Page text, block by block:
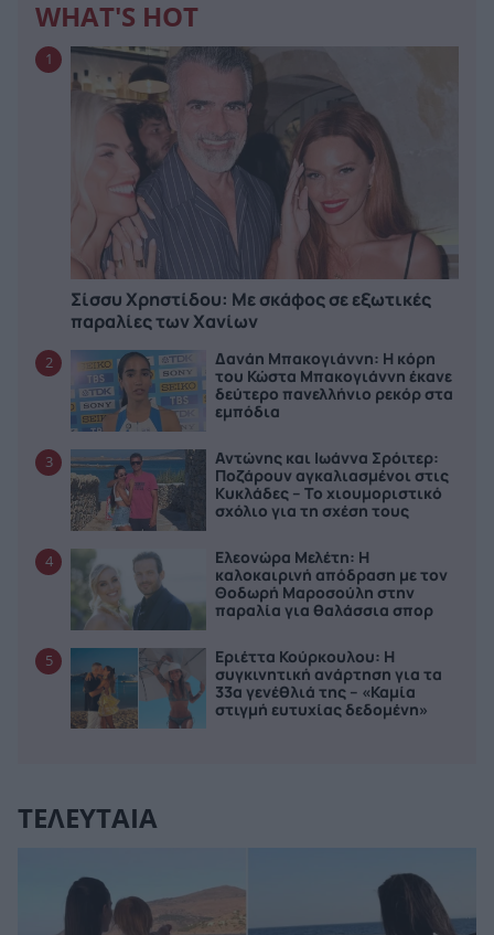
WHAT'S HOT
1
Σίσσυ Χρηστίδου: Με σκάφος σε εξωτικές
παραλίες των Χανίων
2
Δανάη Μπακογιάννη: Η κόρη
του Κώστα Μπακογιάννη έκανε
δεύτερο πανελλήνιο ρεκόρ στα
εμπόδια
3
Αντώνης και Ιωάννα Σρόιτερ:
Ποζάρουν αγκαλιασμένοι στις
Κυκλάδες – Το χιουμοριστικό
σχόλιο για τη σχέση τους
4
Ελεονώρα Μελέτη: Η
καλοκαιρινή απόδραση με τον
Θοδωρή Μαροσούλη στην
παραλία για θαλάσσια σπορ
5
Εριέττα Κούρκουλου: Η
συγκινητική ανάρτηση για τα
33α γενέθλιά της – «Καμία
στιγμή ευτυχίας δεδομένη»
ΤΕΛΕΥΤΑΙΑ